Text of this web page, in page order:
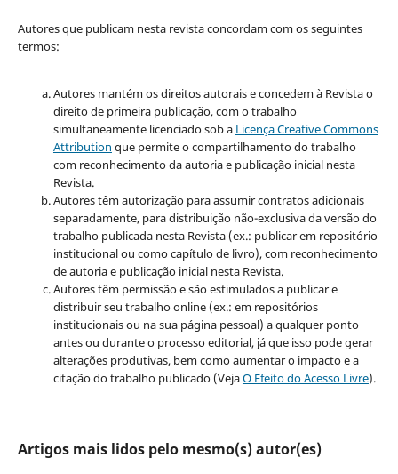
Autores que publicam nesta revista concordam com os seguintes
termos:
Autores mantém os direitos autorais e concedem à Revista o
direito de primeira publicação, com o trabalho
simultaneamente licenciado sob a Licença Creative Commons
Attribution que permite o compartilhamento do trabalho
com reconhecimento da autoria e publicação inicial nesta
Revista.
Autores têm autorização para assumir contratos adicionais
separadamente, para distribuição não-exclusiva da versão do
trabalho publicada nesta Revista (ex.: publicar em repositório
institucional ou como capítulo de livro), com reconhecimento
de autoria e publicação inicial nesta Revista.
Autores têm permissão e são estimulados a publicar e
distribuir seu trabalho online (ex.: em repositórios
institucionais ou na sua página pessoal) a qualquer ponto
antes ou durante o processo editorial, já que isso pode gerar
alterações produtivas, bem como aumentar o impacto e a
citação do trabalho publicado (VejaO Efeito do Acesso Livre).
Artigos mais lidos pelo mesmo(s) autor(es)